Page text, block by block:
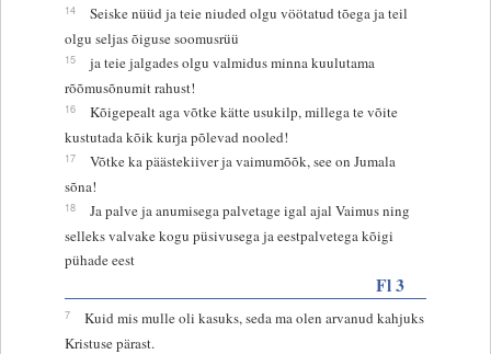
14
Seiske nüüd ja teie niuded olgu vöötatud tõega ja teil
olgu seljas õiguse soomusrüü
15
ja teie jalgades olgu valmidus minna kuulutama
rõõmusõnumit rahust!
16
Kõigepealt aga võtke kätte usukilp, millega te võite
kustutada kõik kurja põlevad nooled!
17
Võtke ka päästekiiver ja vaimumõõk, see on Jumala
sõna!
18
Ja palve ja anumisega palvetage igal ajal Vaimus ning
selleks valvake kogu püsivusega ja eestpalvetega kõigi
pühade eest
Fl 3
7
Kuid mis mulle oli kasuks, seda ma olen arvanud kahjuks
Kristuse pärast.